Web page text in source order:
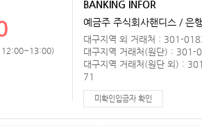
BANKING INFOR
예금주 주식회사핸디스 / 은
대구지역 외 거래처 : 301-
대구지역 거래처(원단) :
대구지역 거래처(원단 외) :
71
미확인입금자 확인